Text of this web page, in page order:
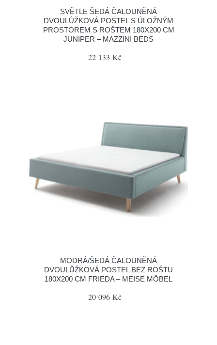
SVĚTLE ŠEDÁ ČALOUNĚNÁ
DVOULŮŽKOVÁ POSTEL S ÚLOŽNÝM
PROSTOREM S ROŠTEM 180X200 CM
JUNIPER – MAZZINI BEDS
22 133 Kč
MODRÁ/ŠEDÁ ČALOUNĚNÁ
DVOULŮŽKOVÁ POSTEL BEZ ROŠTU
180X200 CM FRIEDA – MEISE MÖBEL
20 096 Kč